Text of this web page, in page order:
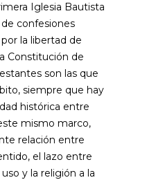
confesiones
la libertad de
Constitución de
son las que
siempre que hay
histórica entre
mismo marco,
relación entre
el lazo entre
y la religión a la